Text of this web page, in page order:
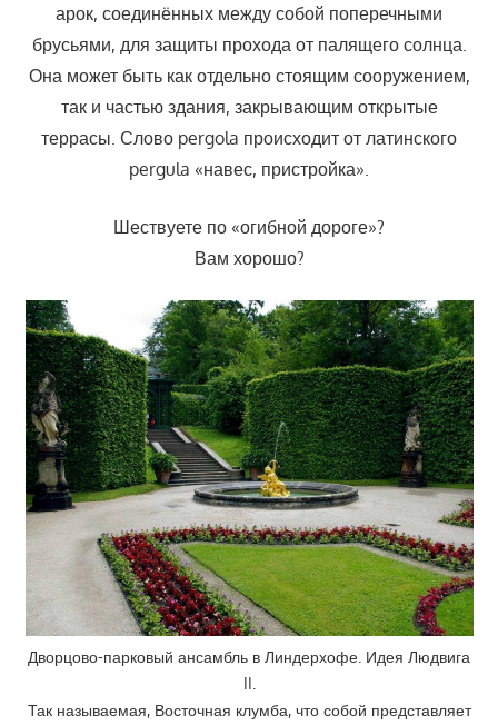
арок, соединённых между собой поперечными
брусьями, для защиты прохода от палящего солнца.
Она может быть как отдельно стоящим сооружением,
так и частью здания, закрывающим открытые
террасы. Слово pergola происходит от латинского
pergula «навес, пристройка».
Шествуете по «огибной дороге»?
Вам хорошо?
Дворцово-парковый ансамбль в Линдерхофе. Идея Людвига
II.
Так называемая, Восточная клумба, что собой представляет